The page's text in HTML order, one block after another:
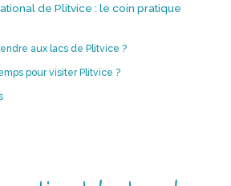
de Plitvice : le coin pratique
aux lacs de Plitvice ?
pour visiter Plitvice ?